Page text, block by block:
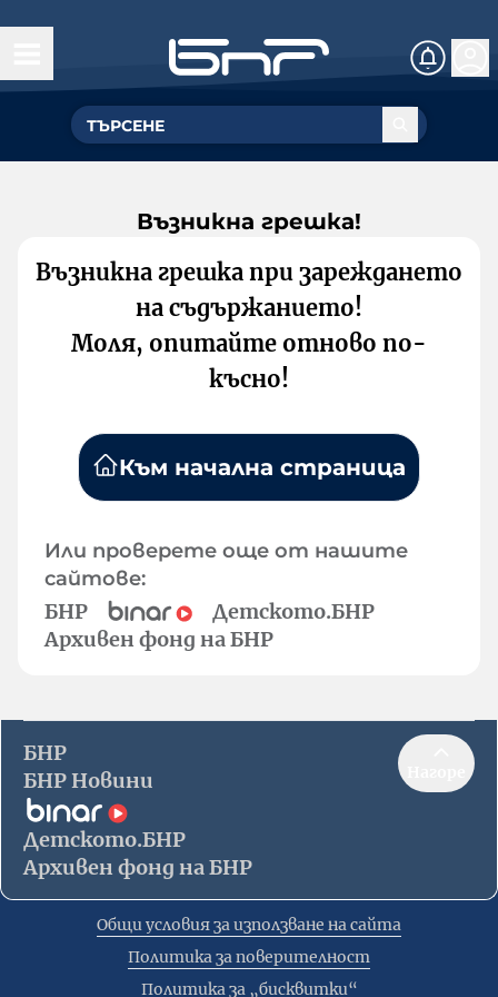
Възникна грешка!
Възникна грешка при зареждането
на съдържанието!
Моля, опитайте отново по-
късно!
Към начална страница
Или проверете още от нашите
сайтове:
БНР
Детското.БНР
Архивен фонд на БНР
БНР
БНР Новини
Детското.БНР
Архивен фонд на БНР
Общи условия за използване на сайта
Политика за поверителност
Политика за „бисквитки“